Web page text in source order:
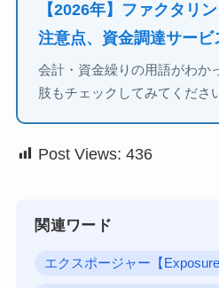
【2026年】ファクタリ
注意点、資金調達サー
会計・資金繰りの用語がわか
肢もチェックしてみてくださ
Post Views: 436
関連ワード
エクスポージャー【Exposure